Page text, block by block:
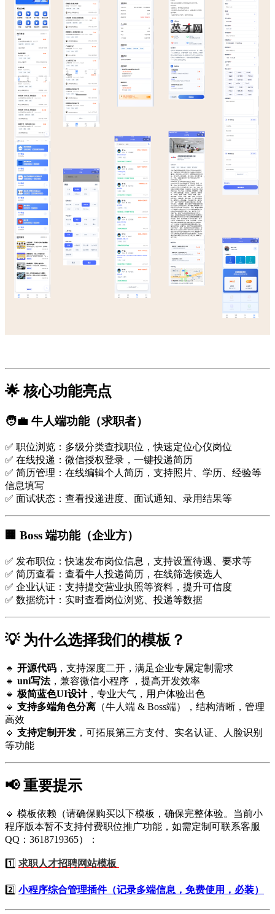
🌟 核心功能亮点
🧑‍💼 牛人端功能（求职者）
✅ 职位浏览：多级分类查找职位，快速定位心仪岗位
✅ 在线投递：微信授权登录，一键投递简历
✅ 简历管理：在线编辑个人简历，支持照片、学历、经验等
信息填写
✅ 面试状态：查看投递进度、面试通知、录用结果等
🏢 Boss 端功能（企业方）
✅ 发布职位：快速发布岗位信息，支持设置待遇、要求等
✅ 简历查看：查看牛人投递简历，在线筛选候选人
✅ 企业认证：支持提交营业执照等资料，提升可信度
✅ 数据统计：实时查看岗位浏览、投递等数据
💡 为什么选择我们的模板？
🔹 开源代码 ，支持深度二开，满足企业专属定制需求
🔹 uni写法，兼容微信小程序 ，提高开发效率
🔹 极简蓝色UI设计，专业大气，用户体验出色
🔹 支持多端角色分离 （牛人端 & Boss端），结构清晰，管理
高效
🔹 支持定制开发 ，可拓展第三方支付、实名认证、人脸识别
等功能
📢 重要提示
🔹 模板依赖（请确保购买以下模板，确保完整体验。当前小
程序版本暂不支持付费职位推广功能，如需定制可联系客服
QQ：3618719365）：
1️⃣ 求职人才招聘网站模板
2️⃣ 小程序综合管理插件（记录多端信息，免费使用，必装）